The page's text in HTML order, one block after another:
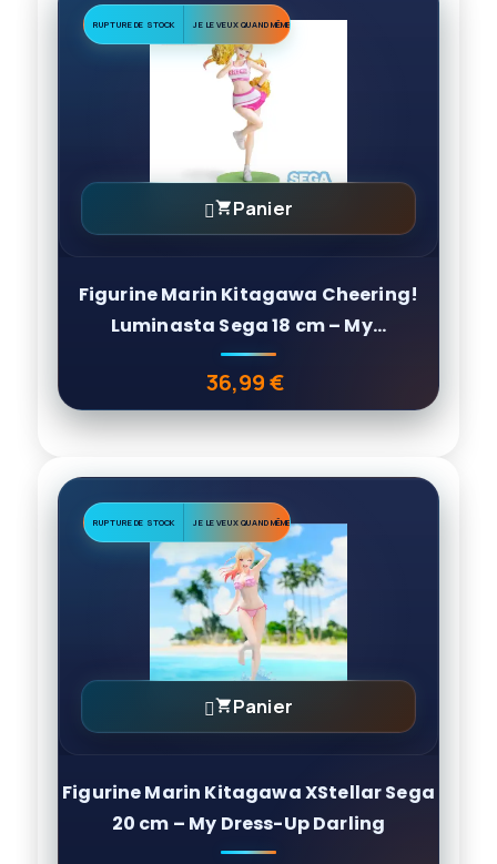
RUPTURE DE STOCK JE LE VEUX QUAND MÊME
Panier
Figurine Marin Kitagawa Cheering!
Luminasta Sega 18 cm – My...
Prix
36,99 €
RUPTURE DE STOCK JE LE VEUX QUAND MÊME
Panier
Figurine Marin Kitagawa XStellar Sega
20 cm – My Dress-Up Darling